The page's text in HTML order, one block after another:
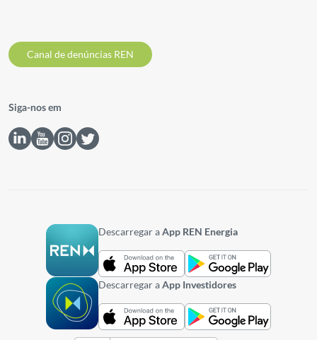
Canal de denúncias REN
Siga-nos em
Descarregar aApp REN Energia
Descarregar aApp Investidores